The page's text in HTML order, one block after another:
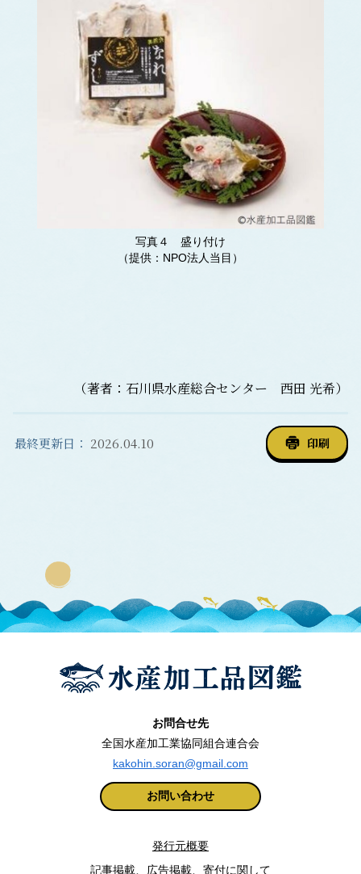
写真４ 盛り付け
（提供：NPO法人当目）
（著者：石川県水産総合センター 西田 光希）
最終更新日： 2026.04.10 印刷
お問合せ先
全国水産加工業協同組合連合会
kakohin.soran@gmail.com
お問い合わせ
発行元概要
記事掲載、広告掲載、寄付に関して